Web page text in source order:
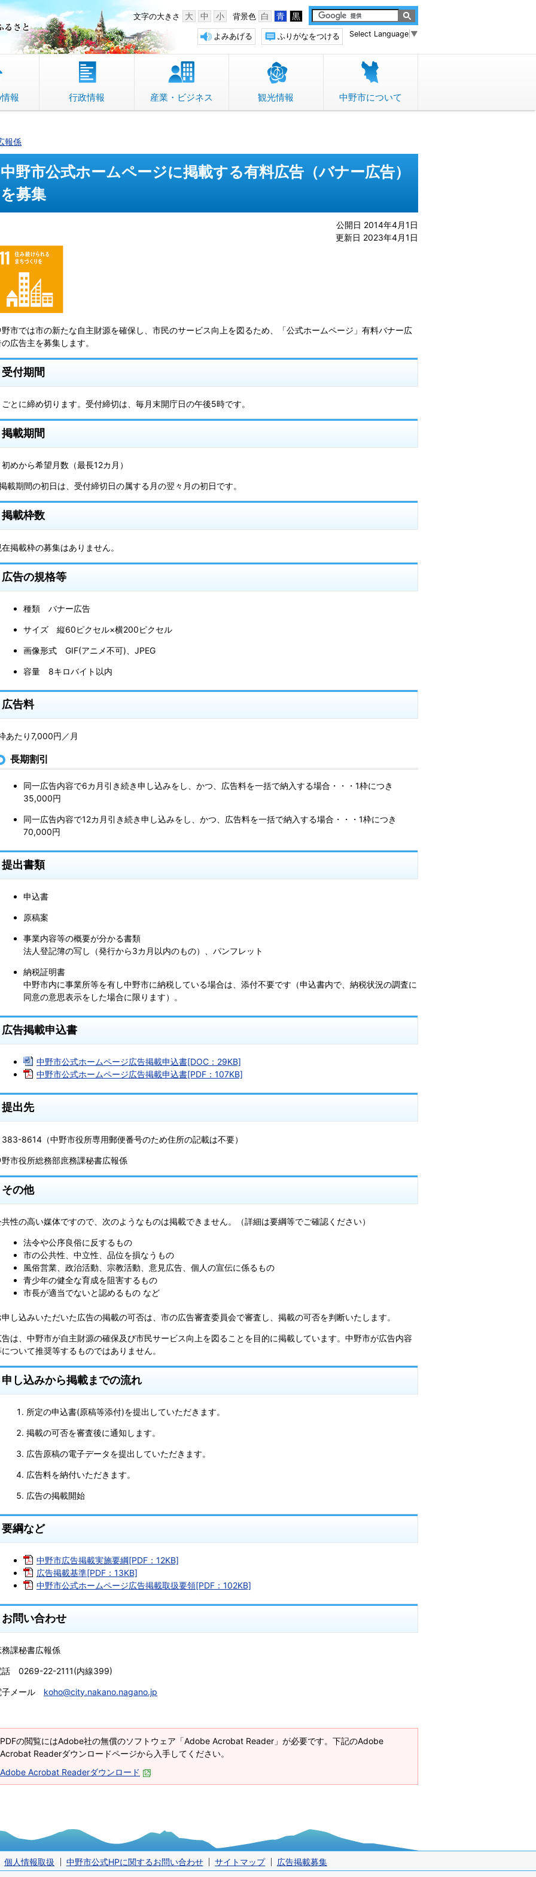
中野市 「故郷」のふるさと 背景色 白 青 黒
文字の大きさ 大 中 小
Select Language ▼
ふりがなをつける
よみあげる
報 行政情報 産業・ビジネス 観光情報 中野市について
報係
中野市公式ホームページに掲載する有料広告（バナー広告）
を募集
公開日 2014年4月1日
更新日 2023年4月1日
野市では市の新たな自主財源を確保し、市民のサービス向上を図るため、「公式ホームページ」有料バナー広
広告主を募集します。
受付期間
ごとに締め切ります。受付締切は、毎月末開庁日の午後5時です。
掲載期間
めから希望月数（最長12カ月）
載期間の初日は、受付締切日の属する月の翌々月の初日です。
掲載枠数
掲載枠の募集はありません。
広告の規格等
種類 バナー広告
サイズ 縦60ピクセル×横200ピクセル
画像形式 GIF(アニメ不可)、JPEG
容量 8キロバイト以内
広告料
あたり7,000円／月
長期割引
同一広告内容で6カ月引き続き申し込みをし、かつ、広告料を一括で納入する場合・・・1枠につき
35,000円
同一広告内容で12カ月引き続き申し込みをし、かつ、広告料を一括で納入する場合・・・1枠につき
70,000円
提出書類
申込書
原稿案
事業内容等の概要が分かる書類
法人登記簿の写し（発行から3カ月以内のもの）、パンフレット
納税証明書
中野市内に事業所等を有し中野市に納税している場合は、添付不要です（申込書内で、納税状況の調査に
同意の意思表示をした場合に限ります）。
広告掲載申込書
中野市公式ホームページ広告掲載申込書[DOC：29KB]
中野市公式ホームページ広告掲載申込書[PDF：107KB]
提出先
383-8614（中野市役所専用郵便番号のため住所の記載は不要）
野市役所総務部庶務課秘書広報係
その他
共性の高い媒体ですので、次のようなものは掲載できません。（詳細は要綱等でご確認ください）
法令や公序良俗に反するもの
市の公共性、中立性、品位を損なうもの
風俗営業、政治活動、宗教活動、意見広告、個人の宣伝に係るもの
青少年の健全な育成を阻害するもの
市長が適当でないと認めるもの など
申し込みいただいた広告の掲載の可否は、市の広告審査委員会で審査し、掲載の可否を判断いたします。
告は、中野市が自主財源の確保及び市民サービス向上を図ることを目的に掲載しています。中野市が広告内容
ついて推奨等するものではありません。
申し込みから掲載までの流れ
所定の申込書(原稿等添付)を提出していただきます。
掲載の可否を審査後に通知します。
広告原稿の電子データを提出していただきます。
広告料を納付いただきます。
広告の掲載開始
要綱など
中野市広告掲載実施要綱[PDF：12KB]
広告掲載基準[PDF：13KB]
中野市公式ホームページ広告掲載取扱要領[PDF：102KB]
お問い合わせ
務課秘書広報係
話 0269-22-2111(内線399)
子メール koho@city.nakano.nagano.jp
PDFの閲覧にはAdobe社の無償のソフトウェア「Adobe Acrobat Reader」が必要です。下記のAdobe
Acrobat Readerダウンロードページから入手してください。
Adobe Acrobat Readerダウンロード
個人情報取扱 中野市公式HPに関するお問い合わせ サイトマップ 広告掲載募集